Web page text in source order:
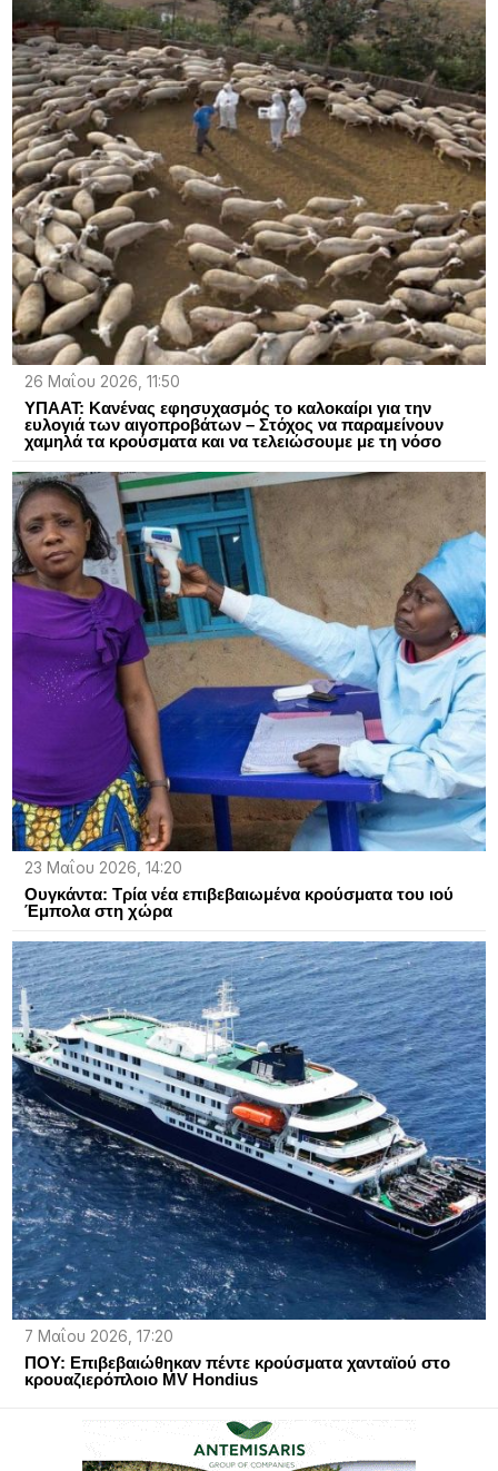
26 Μαΐου 2026, 11:50
ΥΠΑΑΤ: Κανένας εφησυχασμός το καλοκαίρι για την
ευλογιά των αιγοπροβάτων – Στόχος να παραμείνουν
χαμηλά τα κρούσματα και να τελειώσουμε με τη νόσο
23 Μαΐου 2026, 14:20
Ουγκάντα: Τρία νέα επιβεβαιωμένα κρούσματα του ιού
Έμπολα στη χώρα
7 Μαΐου 2026, 17:20
ΠΟΥ: Επιβεβαιώθηκαν πέντε κρούσματα χανταϊού στο
κρουαζιερόπλοιο MV Hondius